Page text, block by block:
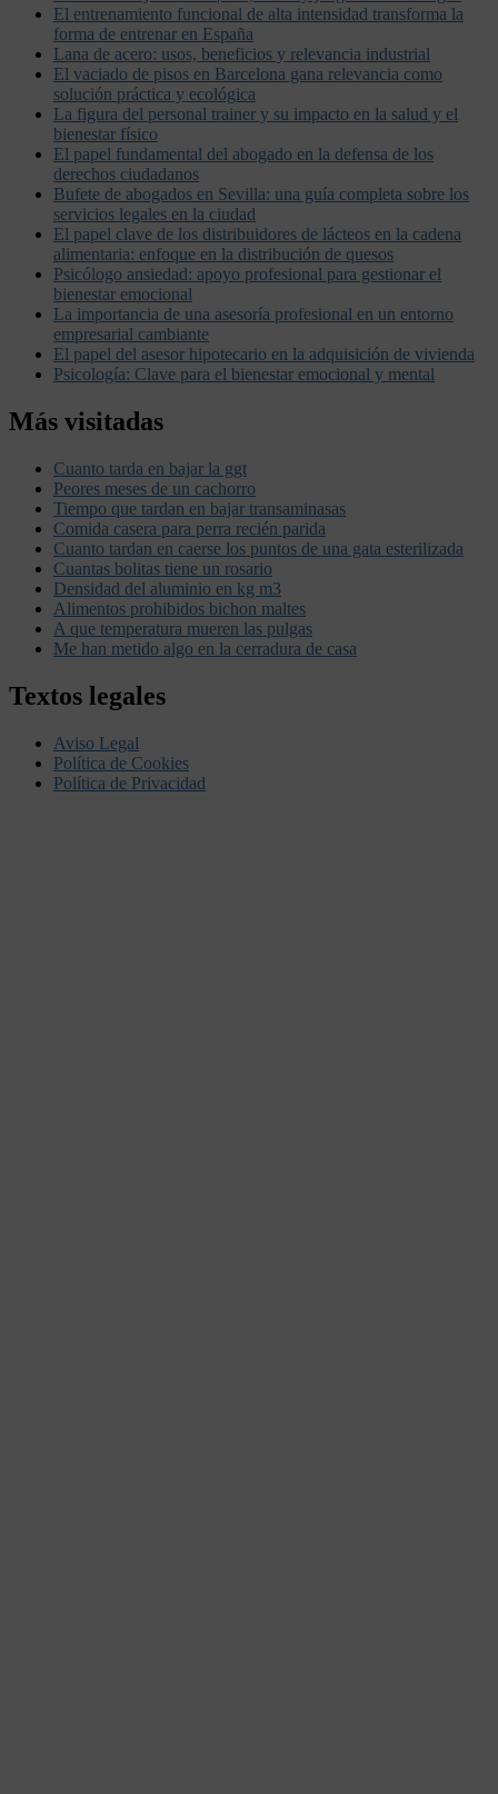
El entrenamiento funcional de alta intensidad transforma la
forma de entrenar en España
Lana de acero: usos, beneficios y relevancia industrial
El vaciado de pisos en Barcelona gana relevancia como
solución práctica y ecológica
La figura del personal trainer y su impacto en la salud y el
bienestar físico
El papel fundamental del abogado en la defensa de los
derechos ciudadanos
Bufete de abogados en Sevilla: una guía completa sobre los
servicios legales en la ciudad
El papel clave de los distribuidores de lácteos en la cadena
alimentaria: enfoque en la distribución de quesos
Psicólogo ansiedad: apoyo profesional para gestionar el
bienestar emocional
La importancia de una asesoría profesional en un entorno
empresarial cambiante
El papel del asesor hipotecario en la adquisición de vivienda
Psicología: Clave para el bienestar emocional y mental
Más visitadas
Cuanto tarda en bajar la ggt
Peores meses de un cachorro
Tiempo que tardan en bajar transaminasas
Comida casera para perra recién parida
Cuanto tardan en caerse los puntos de una gata esterilizada
Cuantas bolitas tiene un rosario
Densidad del aluminio en kg m3
Alimentos prohibidos bichon maltes
A que temperatura mueren las pulgas
Me han metido algo en la cerradura de casa
Textos legales
Aviso Legal
Política de Cookies
Política de Privacidad